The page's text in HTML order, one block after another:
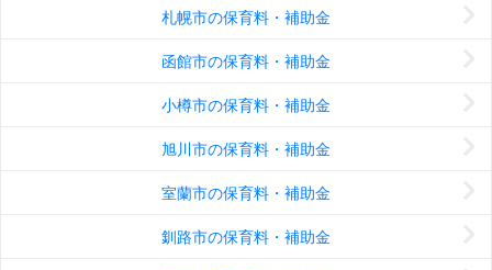
札幌市の保育料・補助金
函館市の保育料・補助金
小樽市の保育料・補助金
旭川市の保育料・補助金
室蘭市の保育料・補助金
釧路市の保育料・補助金